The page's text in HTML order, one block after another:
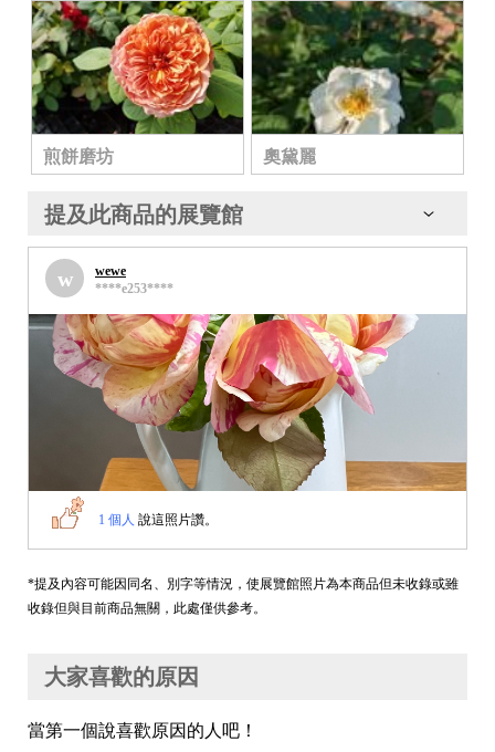
煎餅磨坊 奧黛麗
提及此商品的展覽館
w
wewe
****e253****
1 個人 說這照片讚。
*提及內容可能因同名、別字等情況，使展覽館照片為本商品但未收錄或雖
收錄但與目前商品無關，此處僅供參考。
大家喜歡的原因
當第一個說喜歡原因的人吧！